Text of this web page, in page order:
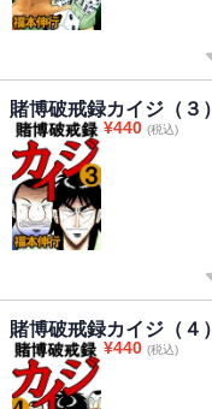
賭博破戒録カイジ（３）
¥440 (税込)
賭博破戒録カイジ（４）
¥440 (税込)